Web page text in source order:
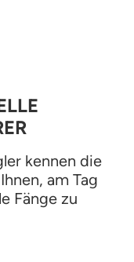
kennen die
am Tag
Fänge zu